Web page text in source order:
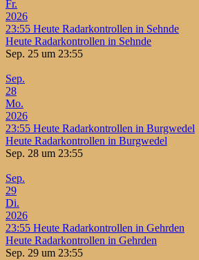
Fr.
2026
23:55 Heute Radarkontrollen in Sehnde
Heute Radarkontrollen in Sehnde
Sep. 25 um 23:55
Sep.
28
Mo.
2026
23:55 Heute Radarkontrollen in Burgwedel
Heute Radarkontrollen in Burgwedel
Sep. 28 um 23:55
Sep.
29
Di.
2026
23:55 Heute Radarkontrollen in Gehrden
Heute Radarkontrollen in Gehrden
Sep. 29 um 23:55